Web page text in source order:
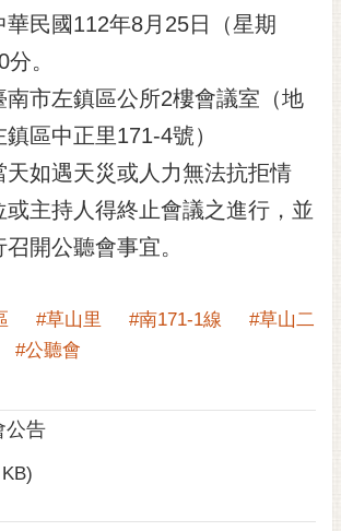
民國112年8月25日（星期
。
南市左鎮區公所2樓會議室（地
區中正里171-4號）
天如遇天災或人力無法抗拒情
或主持人得終止會議之進行，並
開公聽會事宜。
#草山里 #南171-1線
#草山二
#公聽會
公告